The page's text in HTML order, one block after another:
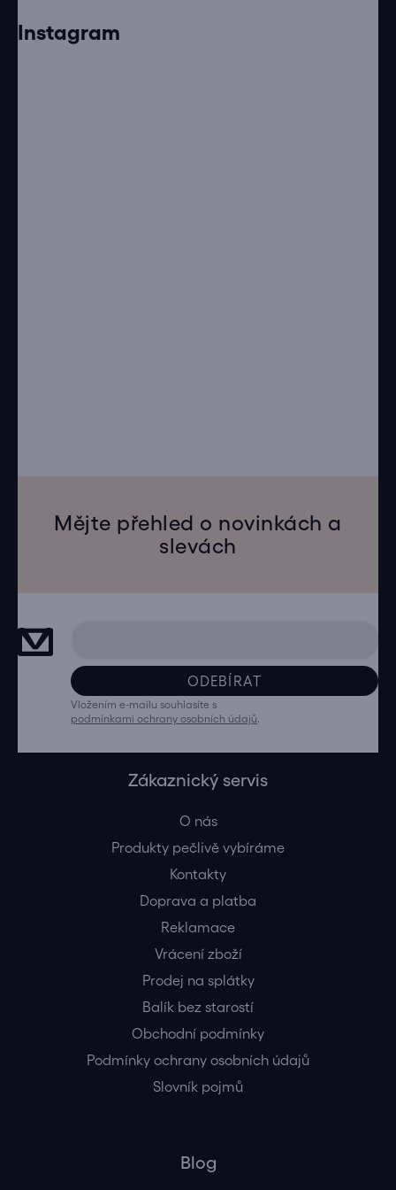
Instagram
Mějte přehled o novinkách a
slevách
ODEBÍRAT
Vložením e-mailu souhlasíte s
podmínkami ochrany osobních údajů
Zákaznický servis
O nás
Produkty pečlivě vybíráme
Kontakty
Doprava a platba
Reklamace
Vrácení zboží
Prodej na splátky
Balík bez starostí
Obchodní podmínky
Podmínky ochrany osobních údajů
Slovník pojmů
Blog